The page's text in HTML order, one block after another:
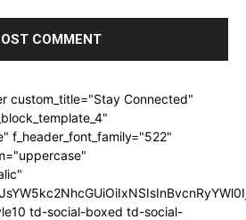
custom_title="Stay Connected"
f_header_font_family="522"
td-social-boxed td-social-